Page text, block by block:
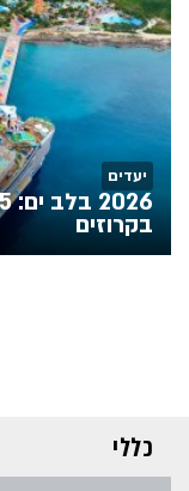
יעדים
בקרוזים
כללי